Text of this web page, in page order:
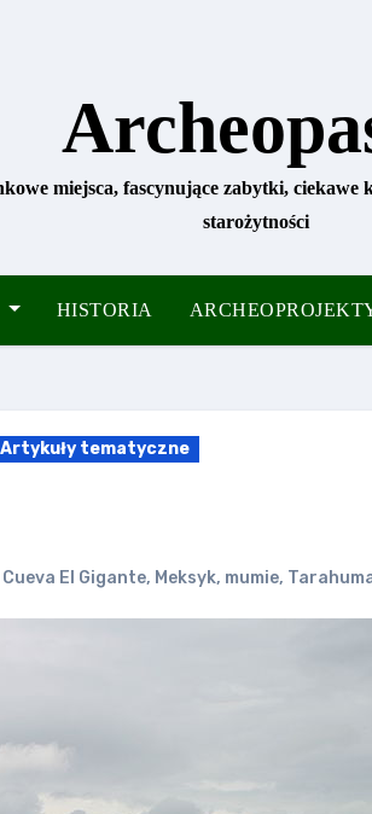
miejsca, fascynujące zabytki, ciekawe
starożytności
HISTORIA
Artykuły tematyczne
Cueva El Gigante, Meksyk, mumie,